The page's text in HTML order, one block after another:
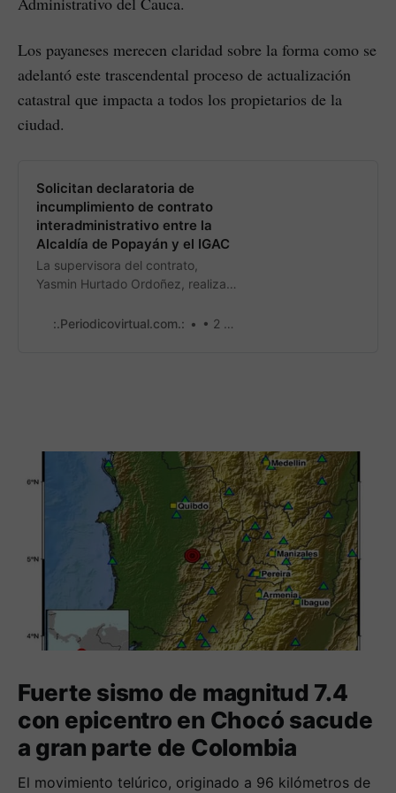
Los payaneses merecen claridad sobre la forma como se
adelantó este trascendental proceso de actualización
catastral que impacta a todos los propietarios de la
ciudad.
Solicitan declaratoria de
incumplimiento de contrato
interadministrativo entre la
Alcaldía de Popayán y el IGAC
La supervisora del contrato,
Yasmin Hurtado Ordoñez, realiza
Contrato Interadministrativo Nro.
:.Periodicovirtual.com.: • 2 min read
Fuerte sismo de magnitud 7.4
con epicentro en Chocó sacude
a gran parte de Colombia
El movimiento telúrico, originado a 96 kilómetros de